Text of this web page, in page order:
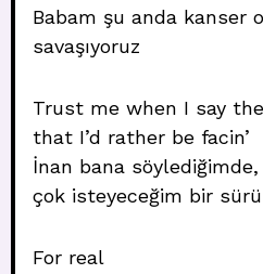
Babam şu anda kanser
savaşıyoruz
Trust me when I say
that I’d rather be facin’
İnan bana
çok isteyeceğim bir
For real